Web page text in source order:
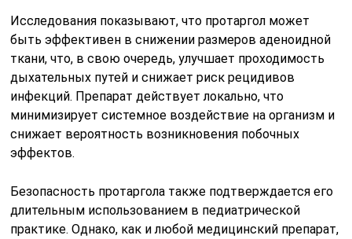
Исследования показывают, что протаргол может
быть эффективен в снижении размеров аденоидной
ткани, что, в свою очередь, улучшает проходимость
дыхательных путей и снижает риск рецидивов
инфекций. Препарат действует локально, что
минимизирует системное воздействие на организм и
снижает вероятность возникновения побочных
эффектов.
Безопасность протаргола также подтверждается его
длительным использованием в педиатрической
практике. Однако, как и любой медицинский препарат,